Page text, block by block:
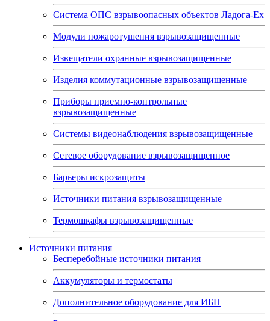
Система ОПС взрывоопасных объектов Ладога-Ex
Модули пожаротушения взрывозащищенные
Извещатели охранные взрывозащищенные
Изделия коммутационные взрывозащищенные
Приборы приемно-контрольные
взрывозащищенные
Системы видеонаблюдения взрывозащищенные
Сетевое оборудование взрывозащищенное
Барьеры искрозащиты
Источники питания взрывозащищенные
Термошкафы взрывозащищенные
Источники питания
Бесперебойные источники питания
Аккумуляторы и термостаты
Дополнительное оборудование для ИБП